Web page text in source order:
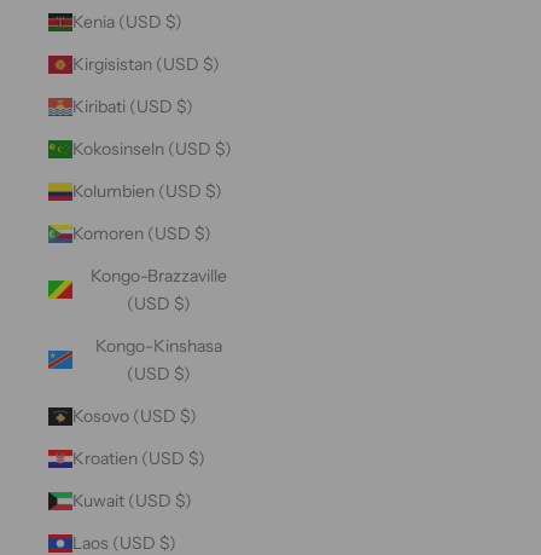
Kenia (USD $)
Kirgisistan (USD $)
Kiribati (USD $)
Kokosinseln (USD $)
Kolumbien (USD $)
Komoren (USD $)
Kongo-Brazzaville
(USD $)
Kongo-Kinshasa
(USD $)
Kosovo (USD $)
Kroatien (USD $)
Kuwait (USD $)
Laos (USD $)